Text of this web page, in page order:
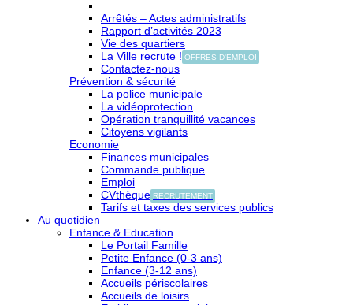
Arrêtés – Actes administratifs
Rapport d’activités 2023
Vie des quartiers
La Ville recrute ! OFFRES D'EMPLOI
Contactez-nous
Prévention & sécurité
La police municipale
La vidéoprotection
Opération tranquillité vacances
Citoyens vigilants
Economie
Finances municipales
Commande publique
Emploi
CVthèque RECRUTEMENT
Tarifs et taxes des services publics
Au quotidien
Enfance & Education
Le Portail Famille
Petite Enfance (0-3 ans)
Enfance (3-12 ans)
Accueils périscolaires
Accueils de loisirs